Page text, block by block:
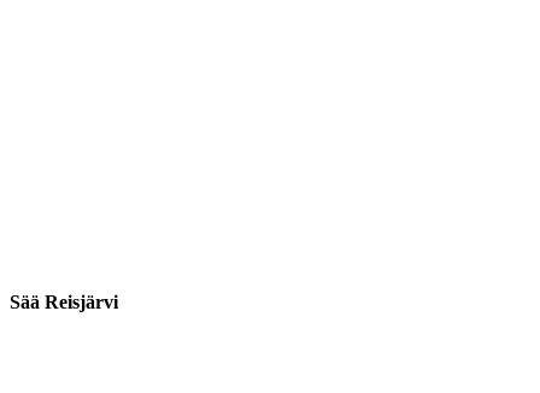
Sää Reisjärvi